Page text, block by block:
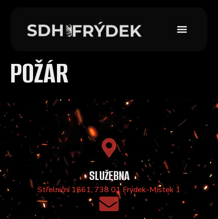
POŽÁR
SLUŽEBNA
Střelniční 1861, 738 01 Frýdek-Místek 1